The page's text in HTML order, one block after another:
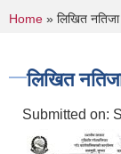
You are
Home » लिखित
लिखित
Submitted on: